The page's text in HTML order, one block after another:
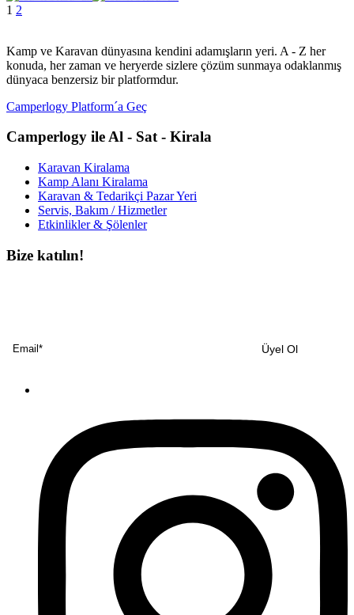
1 2
Kamp ve Karavan dünyasına kendini adamışların yeri. A - Z her
konuda, her zaman ve heryerde sizlere çözüm sunmaya odaklanmış
dünyaca benzersiz bir platformdur.
Camperlogy Platform´a Geç
Camperlogy ile Al - Sat - Kirala
Karavan Kiralama
Kamp Alanı Kiralama
Karavan & Tedarikçi Pazar Yeri
Servis, Bakım / Hizmetler
Etkinlikler & Şölenler
Bize katılın!